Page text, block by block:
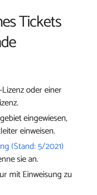
Tickets
oder einer
eingewiesen,
einweisen.
(Stand: 5/2021)
sie an.
mit Einweisung zu